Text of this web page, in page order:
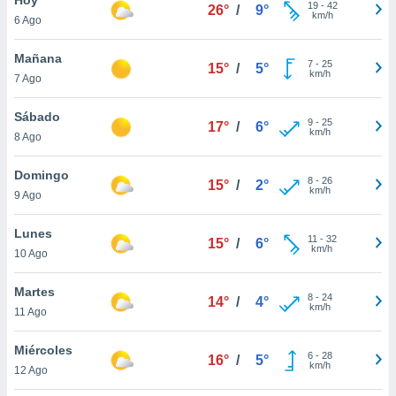
y
en
más
de
6 Ago
26° / 9° 19- 42
km/h
Mañana
7 Ago
15° / 5° 7- 25
km/h
Sábado
8 Ago
17° / 6° 9- 25
km/h
Domingo
9 Ago
15° / 2° 8- 26
km/h
Lunes
10 Ago
15° / 6° 11 - 32
km/h
Martes
11 Ago
14° / 4° 8- 24
km/h
Miércoles
12 Ago
16° / 5° 6- 28
km/h